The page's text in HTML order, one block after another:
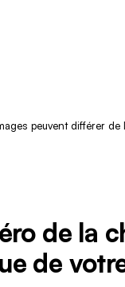
peuvent différer de
de la
de